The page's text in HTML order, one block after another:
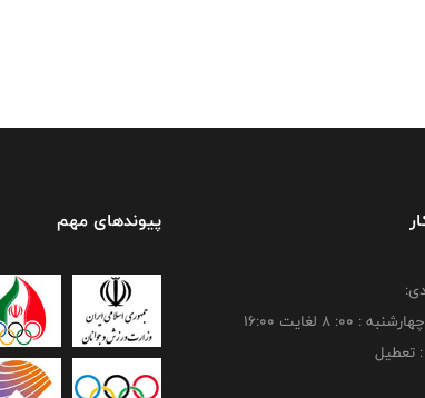
00: 8 لغايت 16:00
تعطیل
پیوندهای مهم